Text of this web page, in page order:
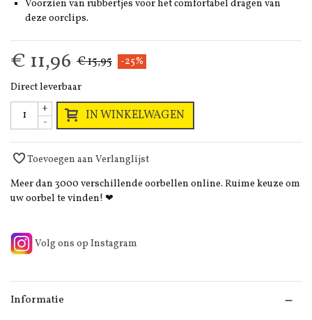
Voorzien van rubbertjes voor het comfortabel dragen van
deze oorclips.
€ 11,96 € 15,95
-25%
Direct leverbaar
-
+ IN WINKELWAGEN
Toevoegen aan Verlanglijst
Meer dan 3000 verschillende oorbellen online. Ruime keuze om
uw oorbel te vinden! ❤
Volg ons op Instagram
Informatie